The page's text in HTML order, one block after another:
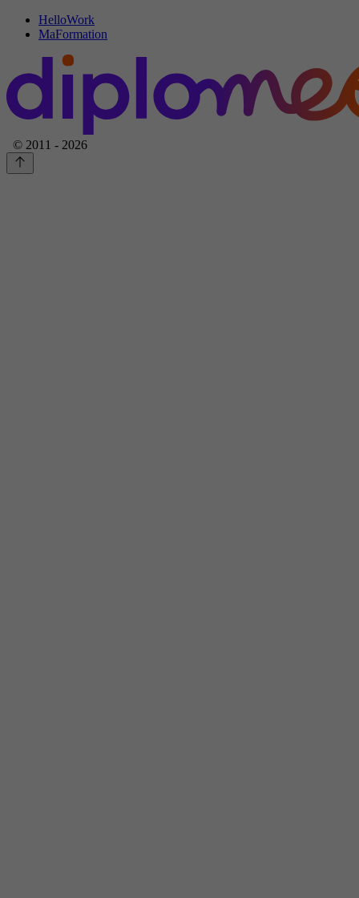
HelloWork
MaFormation
© 2011 - 2026